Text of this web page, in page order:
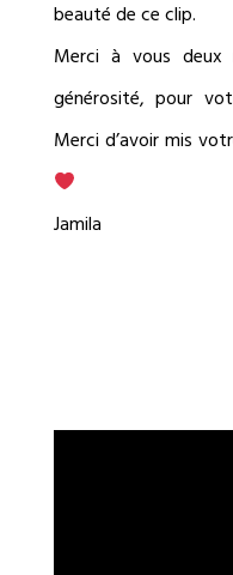
beauté de ce clip.
Merci à vous deux
générosité, pour
Merci d’avoir mis
Jamila